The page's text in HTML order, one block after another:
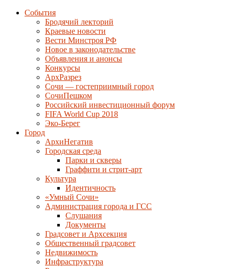
События
Бродячий лекторий
Краевые новости
Вести Минстроя РФ
Новое в законодательстве
Объявления и анонсы
Конкурсы
АрхРазрез
Сочи — гостеприимный город
СочиПешком
Российский инвестиционный форум
FIFA World Cup 2018
Эко-Берег
Город
АрхиНегатив
Городская среда
Парки и скверы
Граффити и стрит-арт
Культура
Идентичность
«Умный Сочи»
Администрация города и ГСС
Слушания
Документы
Градсовет и Архсекция
Общественный градсовет
Недвижимость
Инфраструктура